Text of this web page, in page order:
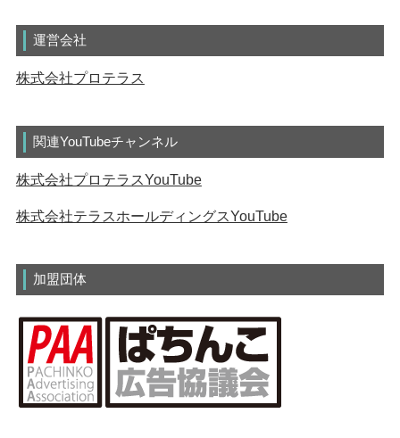
運営会社
株式会社プロテラス
関連YouTubeチャンネル
株式会社プロテラスYouTube
株式会社テラスホールディングスYouTube
加盟団体